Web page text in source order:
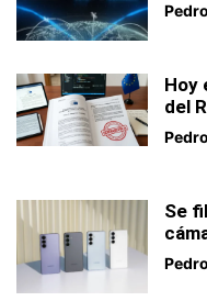
Hoy
del
Se